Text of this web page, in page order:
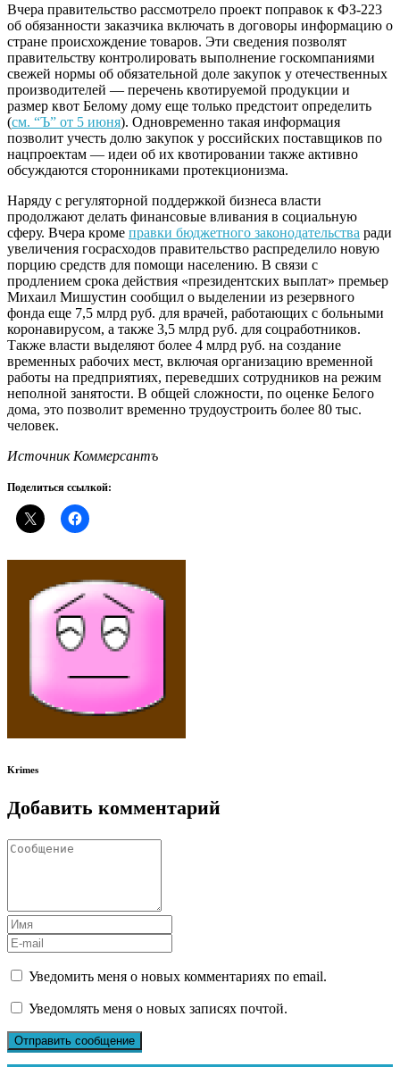
Вчера правительство рассмотрело проект поправок к ФЗ-223
об обязанности заказчика включать в договоры информацию о
стране происхождение товаров. Эти сведения позволят
правительству контролировать выполнение госкомпаниями
свежей нормы об обязательной доле закупок у отечественных
производителей — перечень квотируемой продукции и
размер квот Белому дому еще только предстоит определить
(см. “Ъ” от 5 июня). Одновременно такая информация
позволит учесть долю закупок у российских поставщиков по
нацпроектам — идеи об их квотировании также активно
обсуждаются сторонниками протекционизма.
Наряду с регуляторной поддержкой бизнеса власти
продолжают делать финансовые вливания в социальную
сферу. Вчера кроме правки бюджетного законодательства ради
увеличения госрасходов правительство распределило новую
порцию средств для помощи населению. В связи с
продлением срока действия «президентских выплат» премьер
Михаил Мишустин сообщил о выделении из резервного
фонда еще 7,5 млрд руб. для врачей, работающих с больными
коронавирусом, а также 3,5 млрд руб. для соцработников.
Также власти выделяют более 4 млрд руб. на создание
временных рабочих мест, включая организацию временной
работы на предприятиях, переведших сотрудников на режим
неполной занятости. В общей сложности, по оценке Белого
дома, это позволит временно трудоустроить более 80 тыс.
человек.
Источник Коммерсантъ
Поделиться ссылкой:
Krimes
Добавить комментарий
Уведомить меня о новых комментариях по email.
Уведомлять меня о новых записях почтой.